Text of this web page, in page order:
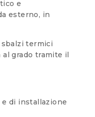
e
esterno, in
termici
grado tramite il
di installazione